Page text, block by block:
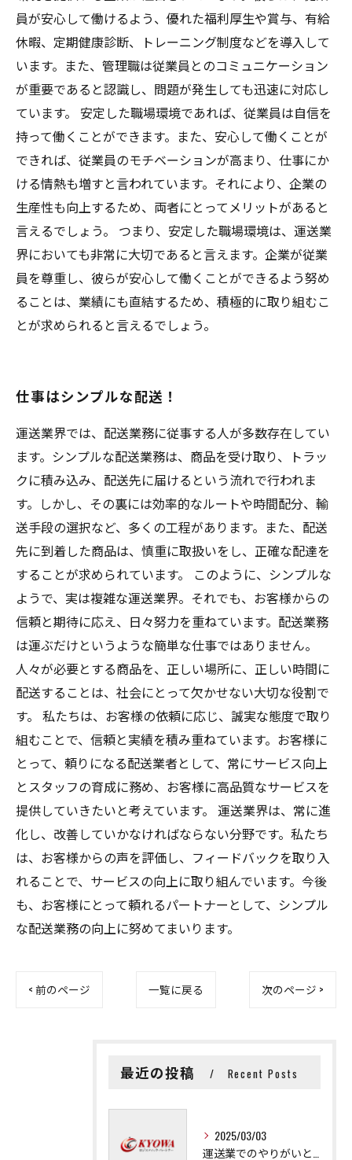
員が安心して働けるよう、優れた福利厚生や賞与、有給
休暇、定期健康診断、トレーニング制度などを導入して
います。また、管理職は従業員とのコミュニケーション
が重要であると認識し、問題が発生しても迅速に対応し
ています。 安定した職場環境であれば、従業員は自信を
持って働くことができます。また、安心して働くことが
できれば、従業員のモチベーションが高まり、仕事にか
ける情熱も増すと言われています。それにより、企業の
生産性も向上するため、両者にとってメリットがあると
言えるでしょう。 つまり、安定した職場環境は、運送業
界においても非常に大切であると言えます。企業が従業
員を尊重し、彼らが安心して働くことができるよう努め
ることは、業績にも直結するため、積極的に取り組むこ
とが求められると言えるでしょう。
仕事はシンプルな配送！
運送業界では、配送業務に従事する人が多数存在してい
ます。シンプルな配送業務は、商品を受け取り、トラッ
クに積み込み、配送先に届けるという流れで行われま
す。しかし、その裏には効率的なルートや時間配分、輸
送手段の選択など、多くの工程があります。また、配送
先に到着した商品は、慎重に取扱いをし、正確な配達を
することが求められています。 このように、シンプルな
ようで、実は複雑な運送業界。それでも、お客様からの
信頼と期待に応え、日々努力を重ねています。配送業務
は運ぶだけというような簡単な仕事ではありません。
人々が必要とする商品を、正しい場所に、正しい時間に
配送することは、社会にとって欠かせない大切な役割で
す。 私たちは、お客様の依頼に応じ、誠実な態度で取り
組むことで、信頼と実績を積み重ねています。お客様に
とって、頼りになる配送業者として、常にサービス向上
とスタッフの育成に務め、お客様に高品質なサービスを
提供していきたいと考えています。 運送業界は、常に進
化し、改善していかなければならない分野です。私たち
は、お客様からの声を評価し、フィードバックを取り入
れることで、サービスの向上に取り組んでいます。今後
も、お客様にとって頼れるパートナーとして、シンプル
な配送業務の向上に努めてまいります。
< 前のページ 一覧に戻る 次のページ >
最近の投稿 Recent Posts
2025/03/03